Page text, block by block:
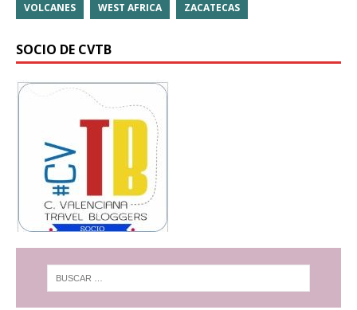
VOLCANES WEST AFRICA ZACATECAS
SOCIO DE CVTB